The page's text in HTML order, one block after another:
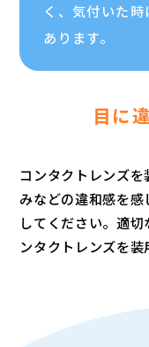
く、気付いた
あります。
目に
コンタクトレンズ
みなどの違和感を
してください。適
ンタクトレンズを装